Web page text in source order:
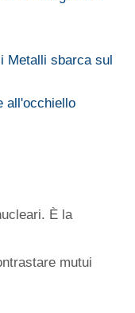
Metalli sbarca sul
all'occhiello
È la
mutui